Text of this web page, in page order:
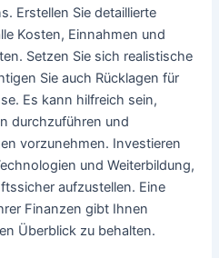
Erstellen Sie detaillierte
Kosten, Einnahmen und
Setzen Sie sich realistische
Sie auch Rücklagen für
Es kann hilfreich sein,
durchzuführen und
vorzunehmen. Investieren
und Weiterbildung,
aufzustellen. Eine
Finanzen gibt Ihnen
Überblick zu behalten.